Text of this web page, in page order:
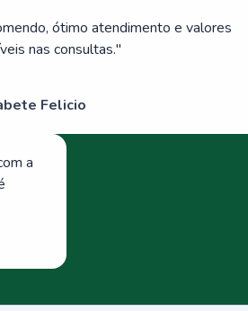
ótimo atendimento e valores
nas consultas."
Felicio
a